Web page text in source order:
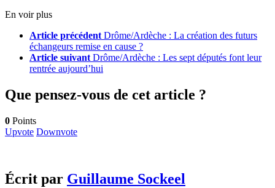
En voir plus
Article précédent Drôme/Ardèche : La création des futurs
échangeurs remise en cause ?
Article suivant Drôme/Ardèche : Les sept députés font leur
rentrée aujourd’hui
Que pensez-vous de cet article ?
0 Points
Upvote Downvote
Écrit par Guillaume Sockeel